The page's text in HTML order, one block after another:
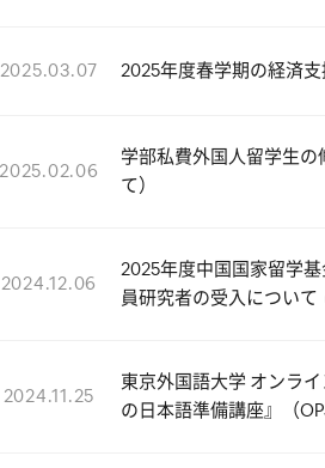
2025.03.07 2025年度春学期の経済
2025.02.06
学部私費外国人留学生
て）
2024.12.06
2025年度中国国家留学
員研究者の受入について
2024.11.25
東京外国語大学 オンラ
の日本語準備講座』（